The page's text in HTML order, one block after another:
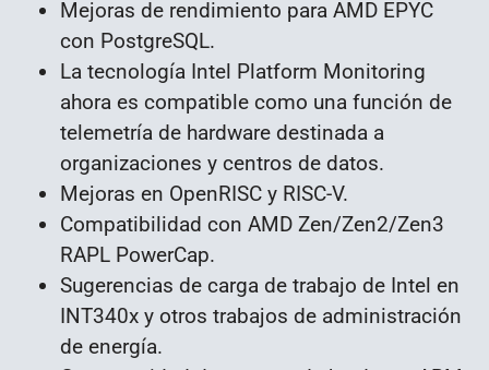
Mejoras de rendimiento para AMD EPYC
con PostgreSQL.
La tecnología Intel Platform Monitoring
ahora es compatible como una función de
telemetría de hardware destinada a
organizaciones y centros de datos.
Mejoras en OpenRISC y RISC-V.
Compatibilidad con AMD Zen/Zen2/Zen3
RAPL PowerCap.
Sugerencias de carga de trabajo de Intel en
INT340x y otros trabajos de administración
de energía.